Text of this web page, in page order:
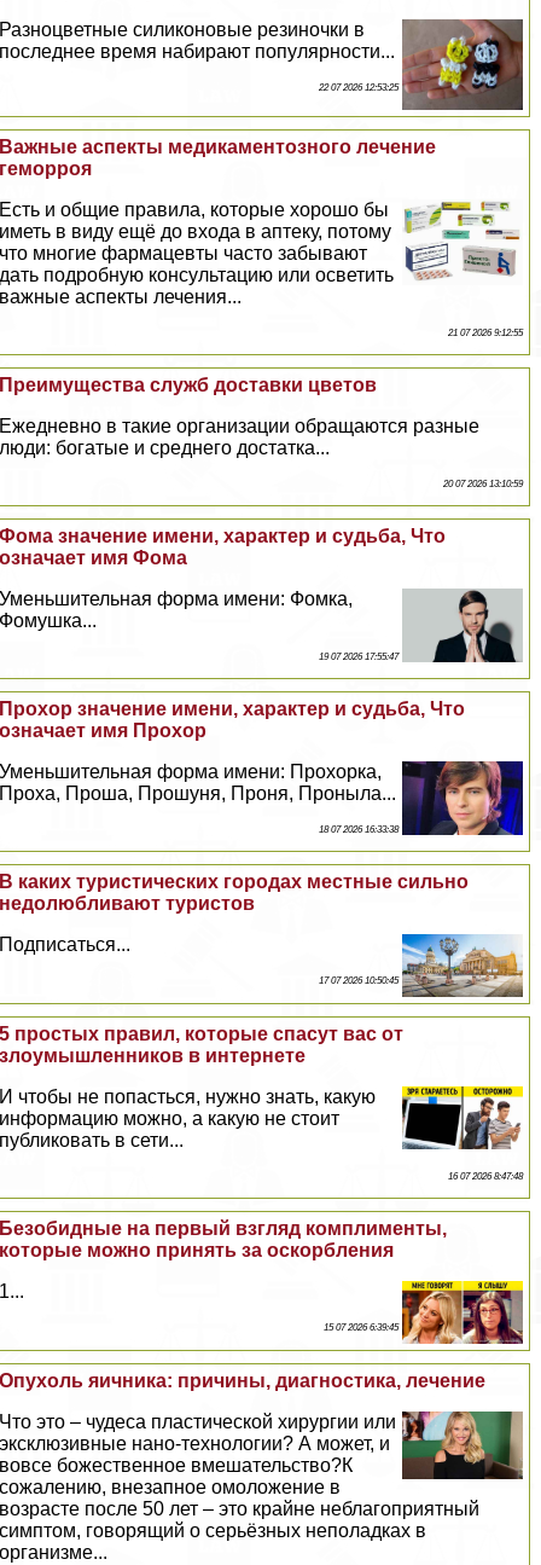
Разноцветные силиконовые резиночки в
последнее время набирают популярности...
22 07 2026 12:53:25
Важные аспекты медикаментозного лечение
геморроя
Есть и общие правила, которые хорошо бы
иметь в виду ещё до входа в аптеку, потому
что многие фармацевты часто забывают
дать подробную консультацию или осветить
важные аспекты лечения...
21 07 2026 9:12:55
Преимущества служб доставки цветов
Ежедневно в такие организации обращаются разные
люди: богатые и среднего достатка...
20 07 2026 13:10:59
Фома значение имени, хаpaктер и судьба, Что
означает имя Фома
Уменьшительная форма имени: Фомка,
Фомушка...
19 07 2026 17:55:47
Прохор значение имени, хаpaктер и судьба, Что
означает имя Прохор
Уменьшительная форма имени: Прохорка,
Проха, Проша, Прошуня, Проня, Проныла...
18 07 2026 16:33:38
В каких туристических городах местные сильно
недолюбливают туристов
Подписаться...
17 07 2026 10:50:45
5 простых правил, которые спасут вас от
злоумышленников в интернете
И чтобы не попасться, нужно знать, какую
информацию можно, а какую не стоит
публиковать в сети...
16 07 2026 8:47:48
Безобидные на первый взгляд комплименты,
которые можно принять за оскорбления
1...
15 07 2026 6:39:45
Опухоль яичника: причины, диагностика, лечение
Что это – чудеса пластической хирургии или
эксклюзивные нано-технологии? А может, и
вовсе божественное вмешательство?К
сожалению, внезапное омоложение в
возрасте после 50 лет – это крайне нeблагоприятный
симптом, говорящий о серьёзных неполадках в
организме...